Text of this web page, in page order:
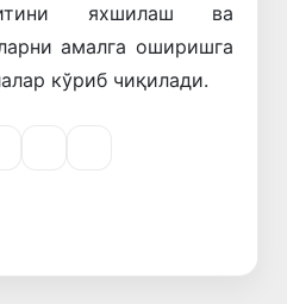
яхшилаш ва
амалга оширишга
кўриб чиқилади.